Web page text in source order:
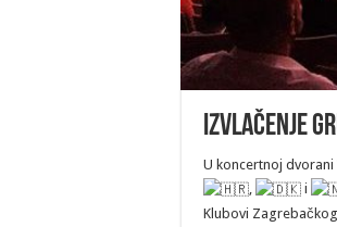
Izvlačenje
U koncertnoj dvorani
,
i
Klubovi